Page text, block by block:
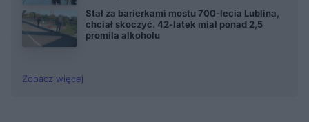
Stał za barierkami mostu 700-lecia Lublina,
chciał skoczyć. 42-latek miał ponad 2,5
promila alkoholu
Zobacz więcej